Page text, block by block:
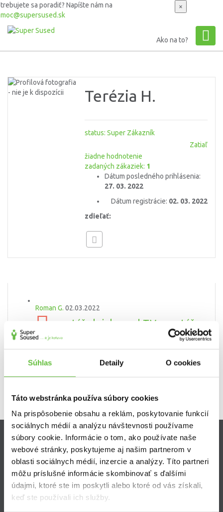
Súhlas Detaily O cookies
Táto webstránka používa súbory cookies
Na prispôsobenie obsahu a reklám, poskytovanie funkcií
sociálnych médií a analýzu návštevnosti používame
súbory cookie. Informácie o tom, ako používate naše
webové stránky, poskytujeme aj našim partnerom v
oblasti sociálnych médií, inzercie a analýzy. Títo partneri
môžu príslušné informácie skombinovať s ďalšími
údajmi, ktoré ste im poskytli alebo ktoré od vás získali,
keď ste používali ich služby.
×
sa poradiť? Napíšte nám na
Ako na to?
Osobný profil
Terézia H.
status: Super Zákazník
Zatiaľ
žiadne hodnotenie
zadaných zákaziek: 1
Dátum posledného prihlásenia:
27. 03. 2022
Dátum registrácie: 02. 03. 2022
zdieľať:
Roman G. 02.03.2022
montáž skrinky pod TV, montáž
nočných stolíkov., navŕtanie skrinky
IKEA montáž nábytku a doplnkov
Zistite viac
Ako Super Sused funguje?
Ako sa stať Super Susedom?
Často kladené otázky